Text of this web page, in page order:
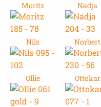
Moritz Nadja
Nils Norbert
Ollie Ottokar